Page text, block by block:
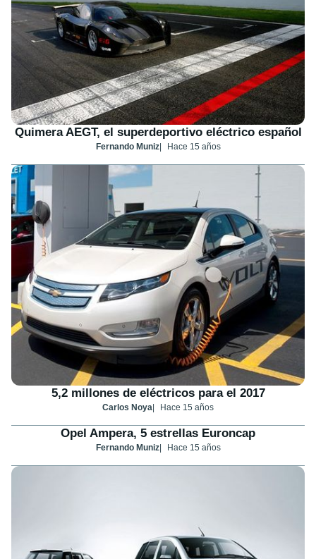
Quimera AEGT, el superdeportivo eléctrico español
Fernando Muniz Hace 15 años
5,2 millones de eléctricos para el 2017
Carlos Noya Hace 15 años
Opel Ampera, 5 estrellas Euroncap
Fernando Muniz Hace 15 años